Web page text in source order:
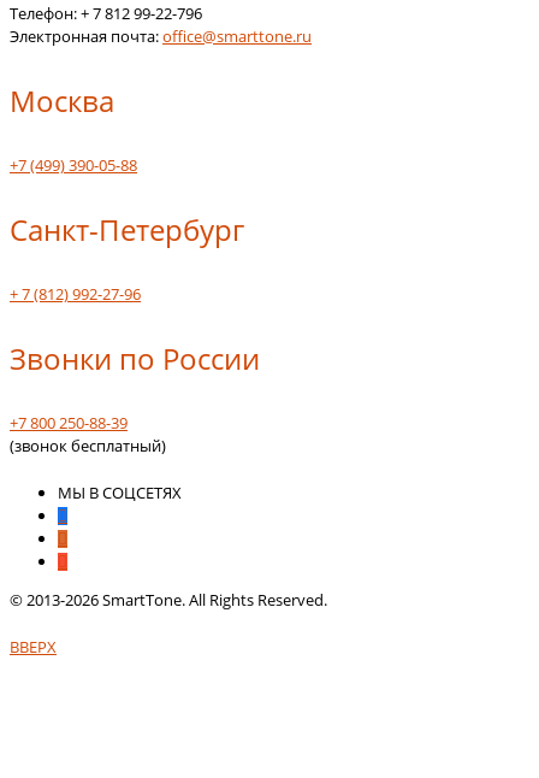
Телефон:+ 7 812 99-22-796
Электронная почта:office@smarttone.ru
Москва
+7 (499) 390-05-88
Санкт-Петербург
+ 7 (812) 992-27-96
Звонки по России
+7 800 250-88-39
(звонок бесплатный)
МЫ В СОЦСЕТЯХ
© 2013-2026 SmartTone. All Rights Reserved.
ВВЕРХ